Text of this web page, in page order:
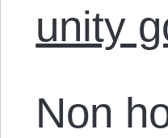
unity
Non